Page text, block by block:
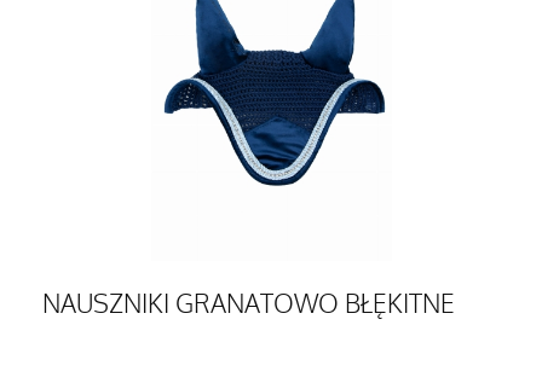
NAUSZNIKI GRANATOWO BŁĘKITNE